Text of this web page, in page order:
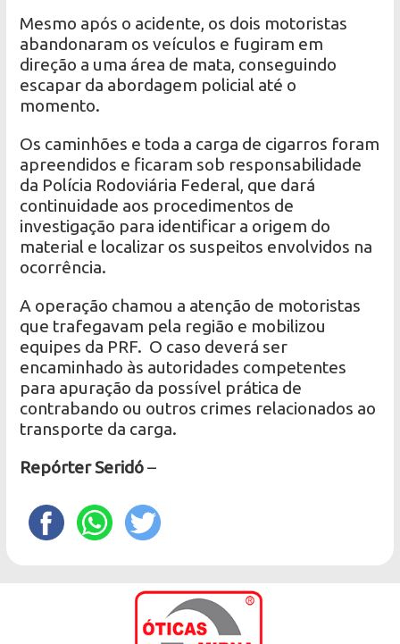
Mesmo após o acidente, os dois motoristas
abandonaram os veículos e fugiram em
direção a uma área de mata, conseguindo
escapar da abordagem policial até o
momento.
Os caminhões e toda a carga de cigarros foram
apreendidos e ficaram sob responsabilidade
da Polícia Rodoviária Federal, que dará
continuidade aos procedimentos de
investigação para identificar a origem do
material e localizar os suspeitos envolvidos na
ocorrência.
A operação chamou a atenção de motoristas
que trafegavam pela região e mobilizou
equipes da PRF. O caso deverá ser
encaminhado às autoridades competentes
para apuração da possível prática de
contrabando ou outros crimes relacionados ao
transporte da carga.
Repórter Seridó–